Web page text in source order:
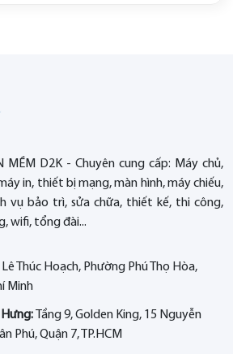
MỀM D2K - Chuyên cung cấp: Máy chủ,
in, thiết bị mạng, màn hình, máy chiếu,
vụ bảo trì, sửa chữa, thiết kế, thi công,
wifi, tổng đài...
Thúc Hoạch, Phường Phú Thọ Hòa,
Minh
Tầng 9, Golden King, 15 Nguyễn
Phú, Quận 7, TP.HCM